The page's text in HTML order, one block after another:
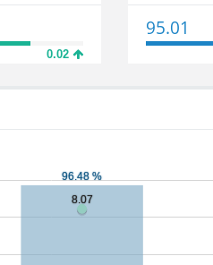
0.02
95.01